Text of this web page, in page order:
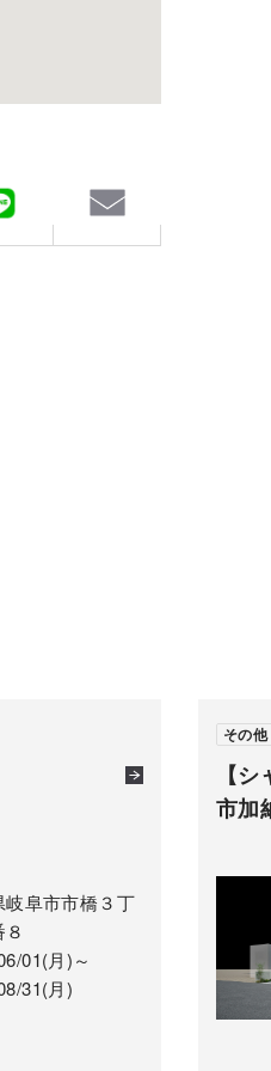
岐阜市市橋３丁
01(月)～
31(月)
【
市加
その他